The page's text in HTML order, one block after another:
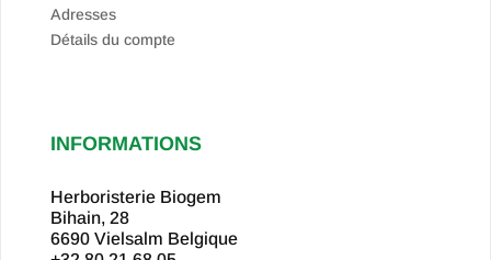
Adresses
Détails du compte
INFORMATIONS
Herboristerie Biogem
Bihain, 28
6690 Vielsalm Belgique